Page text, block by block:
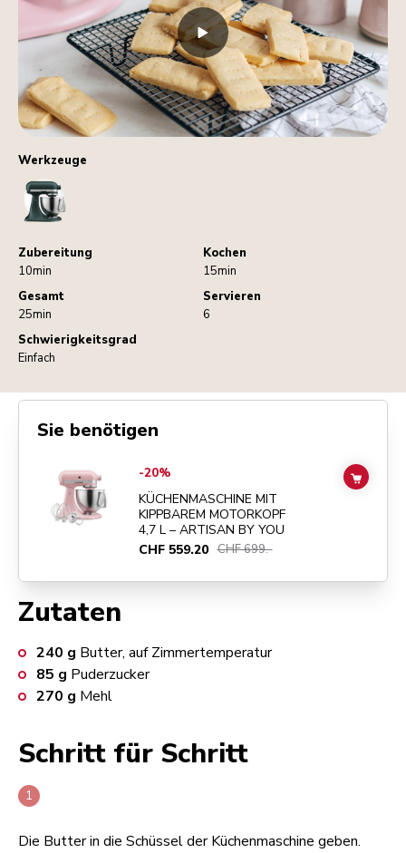
Werkzeuge
StandMixer
Zubereitung
10min
Kochen
15min
Gesamt
25min
Servieren
6
Schwierigkeitsgrad
Einfach
Zutaten
240 g Butter, auf Zimmertemperatur
85 g Puderzucker
270 g Mehl
Schritt für Schritt
Die Butter in die Schüssel der Küchenmaschine geben.
Sie benötigen
Go toKÜCHENMASCHINE MIT KIPPBAREM MOTORKOPF 4,7 L –
-20%
KÜCHENMASCHINE MIT
KIPPBAREM MOTORKOPF
4,7 L – ARTISAN BY YOU
CHF 559.20 CHF 699.-
ADD